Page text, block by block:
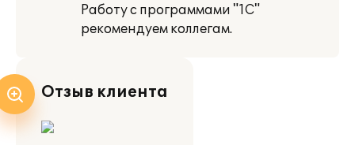
Работу с программами "1С"
рекомендуем коллегам.
Отзыв клиента